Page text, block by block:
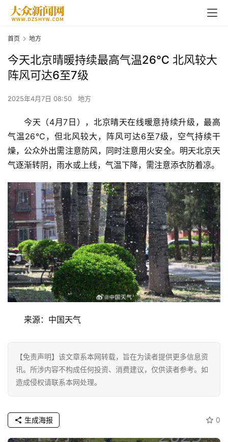
首
资
讯
商
首页 地方
今天北京晴暖持续最高气温26℃ 北风较大
阵风可达6至7级
2025年4月7日 08:50 地方
今天（4月7日），北京晴天在线暖意持续升级，最高
气温26℃，但北风较大，阵风可达6至7级，空气持续干
燥，公众外出需注意防风，同时注意用火安全。明天北京天
气逐渐转阴，雨水或上线，气温下降，需注意添衣防着凉。
来源：中国天气
【免责声明】该文章系本网转载，旨在为读者提供更多信息资
讯。所涉内容不构成任何投资、消费建议，仅供读者参考。如
造成侵权请联系本网处理。
0
生成海报